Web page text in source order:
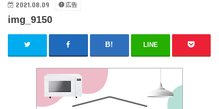
2021.08.09 広告
img_9150
LINE